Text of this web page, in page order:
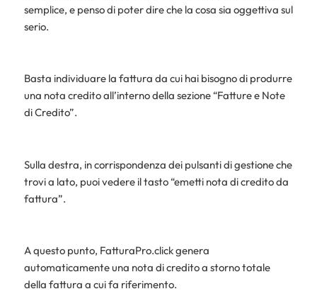
semplice, e penso di poter dire che la cosa sia oggettiva sul
serio.
Basta individuare la fattura da cui hai bisogno di produrre
una nota credito all’interno della sezione “Fatture e Note
di Credito”.
Sulla destra, in corrispondenza dei pulsanti di gestione che
trovi a lato, puoi vedere il tasto “emetti nota di credito da
fattura”.
A questo punto, FatturaPro.click genera
automaticamente una nota di credito a storno totale
della fattura a cui fa riferimento.